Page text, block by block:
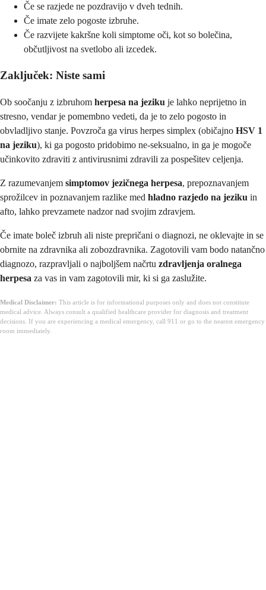
Če se razjede ne pozdravijo v dveh tednih.
Če imate zelo pogoste izbruhe.
Če razvijete kakršne koli simptome oči, kot so bolečina,
občutljivost na svetlobo ali izcedek.
Zaključek: Niste sami
Ob soočanju z izbruhom herpesa na jeziku je lahko neprijetno in
stresno, vendar je pomembno vedeti, da je to zelo pogosto in
obvladljivo stanje. Povzroča ga virus herpes simplex (običajno HSV 1
na jeziku), ki ga pogosto pridobimo ne-seksualno, in ga je mogoče
učinkovito zdraviti z antivirusnimi zdravili za pospešitev celjenja.
Z razumevanjem simptomov jezičnega herpesa, prepoznavanjem
sprožilcev in poznavanjem razlike med hladno razjedo na jeziku in
afto, lahko prevzamete nadzor nad svojim zdravjem.
Če imate boleč izbruh ali niste prepričani o diagnozi, ne oklevajte in se
obrnite na zdravnika ali zobozdravnika. Zagotovili vam bodo natančno
diagnozo, razpravljali o najboljšem načrtu zdravljenja oralnega
herpesa za vas in vam zagotovili mir, ki si ga zaslužite.
Medical Disclaimer: This article is for informational purposes only and does not constitute
medical advice. Always consult a qualified healthcare provider for diagnosis and treatment
decisions. If you are experiencing a medical emergency, call 911 or go to the nearest emergency
room immediately.